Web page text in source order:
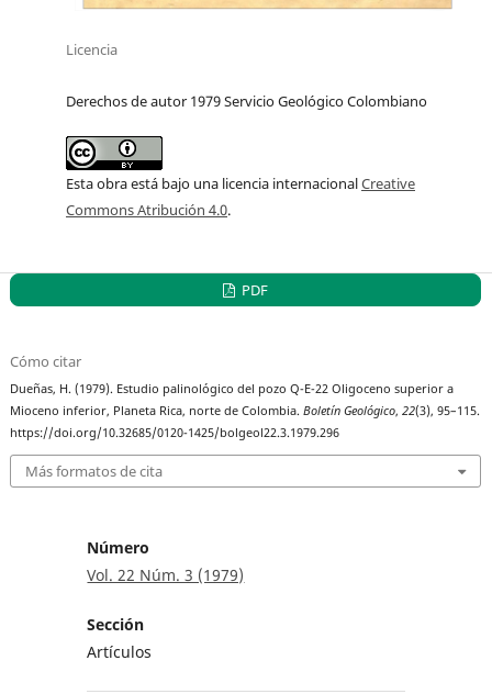
Licencia
Derechos de autor 1979 Servicio Geológico Colombiano
Esta obra está bajo una licencia internacionalCreative
Commons Atribución 4.0.
PDF
Cómo citar
Dueñas, H. (1979). Estudio palinológico del pozo Q-E-22 Oligoceno superior a
Mioceno inferior, Planeta Rica, norte de Colombia.Boletín Geológico,22(3), 95–115.
https://doi.org/10.32685/0120-1425/bolgeol22.3.1979.296
Más formatos de cita
Número
Vol. 22 Núm. 3 (1979)
Sección
Artículos